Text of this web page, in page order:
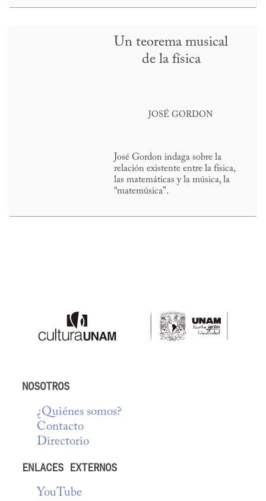
Un teorema musical
de la física
JOSÉ GORDON
José Gordon indaga sobre la
relación existente entre la física,
las matemáticas y la música, la
“matemúsica”.
NOSOTROS
¿Quiénes somos?
Contacto
Directorio
ENLACES EXTERNOS
YouTube